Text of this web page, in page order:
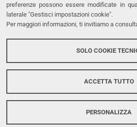
preferenze possono essere modificate in
laterale "Gestisci impostazioni cookie".
Per maggiori informazioni, ti invitiamo a
SOLO COOKIE
ACCETTA TUTTO
PERSONALIZZA
LINKS
Dichiarazione di
Protezione dati personali